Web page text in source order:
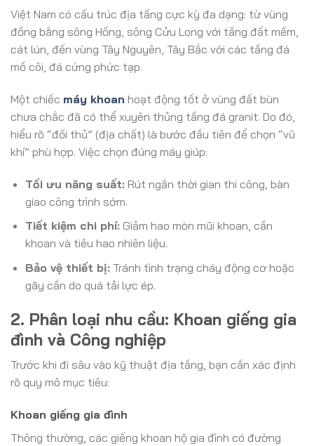
Việt Nam có cấu trúc địa tầng cực kỳ đa dạng: từ vùng
đồng bằng sông Hồng, sông Cửu Long với tầng đất mềm,
cát lún, đến vùng Tây Nguyên, Tây Bắc với các tầng đá
mồ côi, đá cứng phức tạp.
Một chiếc máy khoan hoạt động tốt ở vùng đất bùn
chưa chắc đã có thể xuyên thủng tầng đá granit. Do đó,
hiểu rõ “đối thủ” (địa chất) là bước đầu tiên để chọn “vũ
khí” phù hợp. Việc chọn đúng máy giúp:
Tối ưu năng suất: Rút ngắn thời gian thi công, bàn
giao công trình sớm.
Tiết kiệm chi phí: Giảm hao mòn mũi khoan, cần
khoan và tiêu hao nhiên liệu.
Bảo vệ thiết bị: Tránh tình trạng cháy động cơ hoặc
gãy cần do quá tải lực ép.
2. Phân loại nhu cầu: Khoan giếng gia
đình và Công nghiệp
Trước khi đi sâu vào kỹ thuật địa tầng, bạn cần xác định
rõ quy mô mục tiêu:
Khoan giếng gia đình
Thông thường, các giếng khoan hộ gia đình có đường